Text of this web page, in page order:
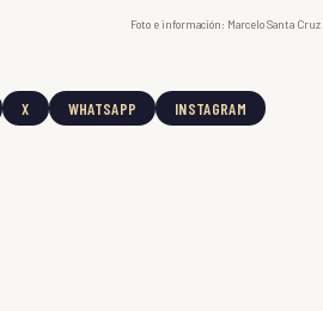
Foto e información: Marcelo Santa Cruz
X WHATSAPP INSTAGRAM